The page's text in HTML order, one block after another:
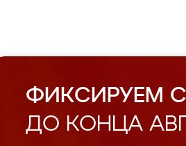
ФИКСИРУЕМ
ДО КОНЦА